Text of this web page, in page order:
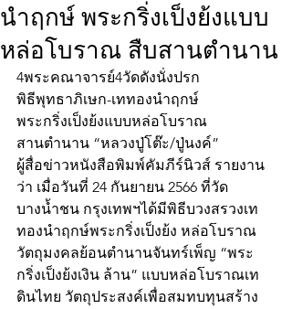
นำฤกษ์ พระกริ่งเป็งย้งแบบ
หล่อโบราณ สืบสานตำนาน
4พระคณาจารย์4วัดดังนั่งปรก
พิธีพุทธาภิเษก-เททองนำฤกษ์
พระกริ่งเป็งย้งแบบหล่อโบราณ
สานตำนาน “หลวงปู่โต๊ะ/ปู่นงค์”
ผู้สื่อข่าวหนังสือพิมพ์คัมภีร์นิวส์ รายงาน
ว่า เมื่อวันที่ 24 กันยายน 2566 ที่วัด
บางน้ำชน กรุงเทพฯได้มีพิธีบวงสรวงเท
ทองนำฤกษ์พระกริ่งเป็งย้ง หล่อโบราณ
วัตถุมงคลย้อนตำนานจันทร์เพ็ญ “พระ
กริ่งเป็งย้งเงิน ล้าน” แบบหล่อโบราณเท
ดินไทย วัตถุประสงค์เพื่อสมทบทุนสร้าง